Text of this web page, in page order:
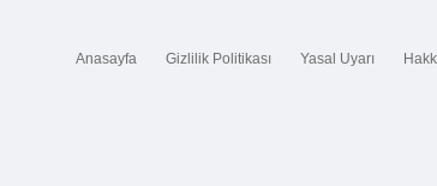
Anasayfa Gizlilik Politikası Yasal Uyarı